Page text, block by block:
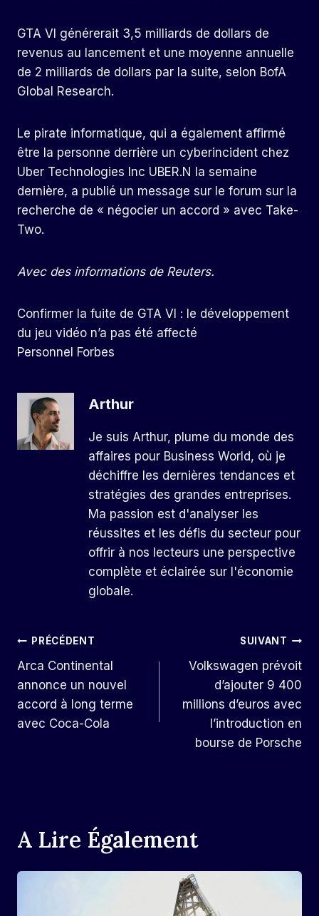
GTA VI générerait 3,5 milliards de dollars de
revenus au lancement et une moyenne annuelle
de 2 milliards de dollars par la suite, selon BofA
Global Research.
Le pirate informatique, qui a également affirmé
être la personne derrière un cyberincident chez
Uber Technologies Inc UBER.N la semaine
dernière, a publié un message sur le forum sur la
recherche de « négocier un accord » avec Take-
Two.
Avec des informations de Reuters.
Confirmer la fuite de GTA VI : le développement
du jeu vidéo n’a pas été affecté
Personnel Forbes
Arthur
Je suis Arthur, plume du monde des
affaires pour Business World, où je
déchiffre les dernières tendances et
stratégies des grandes entreprises.
Ma passion est d'analyser les
réussites et les défis du secteur pour
offrir à nos lecteurs une perspective
complète et éclairée sur l'économie
globale.
Navigation
De
L’article
PRÉCÉDENT
Arca Continental
annonce un nouvel
accord à long terme
avec Coca-Cola
SUIVANT
Volkswagen prévoit
d’ajouter 9 400
millions d’euros avec
l’introduction en
bourse de Porsche
A Lire Également